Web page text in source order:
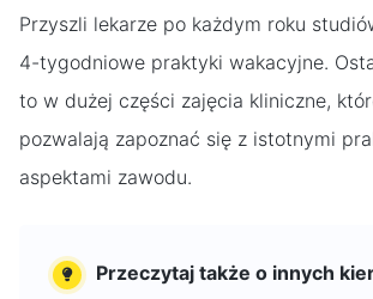
Przyszli lekarze po każdym roku
4-tygodniowe praktyki wakacyjne.
to w dużej części zajęcia kliniczne,
pozwalają zapoznać się z istotnymi
aspektami zawodu.
Przeczytaj także o innych